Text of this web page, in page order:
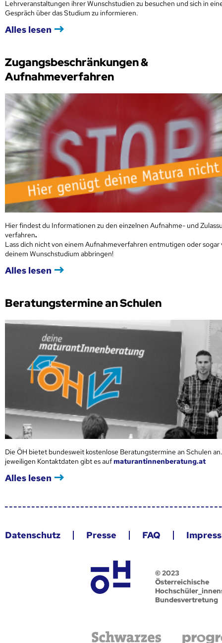
Lehrveranstaltungen ihrer Wunschstudien zu besuchen und sich in
Gespräch über das Studium zu informieren.
Alles lesen
Zugangsbeschränkungen &
Aufnahmeverfahren
Hier findest du Informationen zu den einzelnen Aufnahme- und
verfahren.
Lass dich nicht von einem Aufnahmeverfahren entmutigen oder sogar
deinem Wunschstudium abbringen!
Alles lesen
Beratungstermine an Schulen
Die ÖH bietet bundesweit kostenlose Beratungstermine an Schulen
jeweiligen Kontaktdaten gibt es aufmaturantinnenberatung.at
Alles lesen
Datenschutz Presse FAQ
© 2023
Österreichische
Bundesvertretung